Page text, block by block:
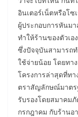
อินเตอร์เน็ตหรือโ
ผู้ประกอบการหันม
ทำให้ร้านของตัวเ
ซึ่งปัจจุบันสามารถท
ใช้จ่ายน้อย โดยทา
โครงการล่าสุดที่ท
ตราสัญลักษณ์มาตร
รับรองโดยสมาคม
กรกฎาคม กับร้านอ